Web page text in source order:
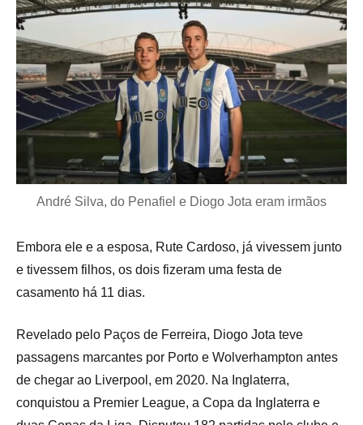
André Silva, do Penafiel e Diogo Jota eram irmãos
Embora ele e a esposa, Rute Cardoso, já vivessem junto
e tivessem filhos, os dois fizeram uma festa de
casamento há 11 dias.
Revelado pelo Paços de Ferreira, Diogo Jota teve
passagens marcantes por Porto e Wolverhampton antes
de chegar ao Liverpool, em 2020. Na Inglaterra,
conquistou a Premier League, a Copa da Inglaterra e